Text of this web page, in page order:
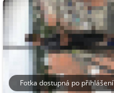
Fotka dostupná po přihlášení